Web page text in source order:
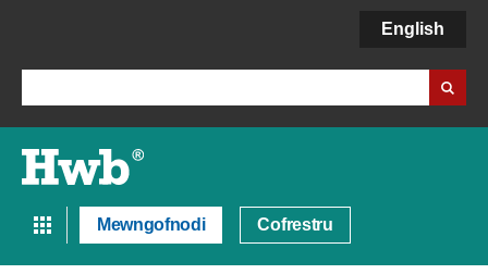
English
Mewngofnodi Cofrestru